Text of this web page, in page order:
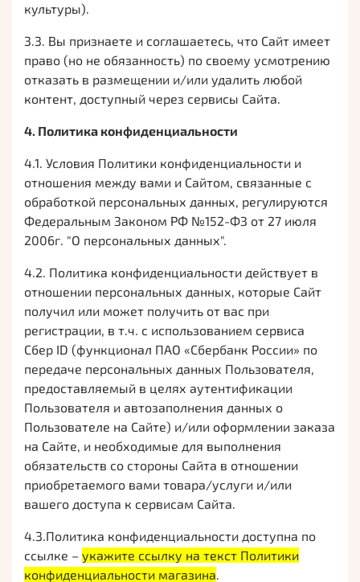
культуры).
3.3. Вы признаете и соглашаетесь, что Сайт имеет
право (но не обязанность) по своему усмотрению
отказать в размещении и/или удалить любой
контент, доступный через сервисы Сайта.
4. Политика конфиденциальности
4.1. Условия Политики конфиденциальности и
отношения между вами и Сайтом, связанные с
обработкой персональных данных, регулируются
Федеральным Законом РФ №152-ФЗ от 27 июля
2006г. "О персональных данных".
4.2. Политика конфиденциальности действует в
отношении персональных данных, которые Сайт
получил или может получить от вас при
регистрации, в т.ч. с использованием сервиса
Сбер ID (функционал ПАО «Сбербанк России» по
передаче персональных данных Пользователя,
предоставляемый в целях аутентификации
Пользователя и автозаполнения данных о
Пользователе на Сайте) и/или оформлении заказа
на Сайте, и необходимые для выполнения
обязательств со стороны Сайта в отношении
приобретаемого вами товара/услуги и/или
вашего доступа к сервисам Сайта.
4.3.Политика конфиденциальности доступна по
ссылке – укажите ссылку на текст Политики
конфиденциальности магазина.